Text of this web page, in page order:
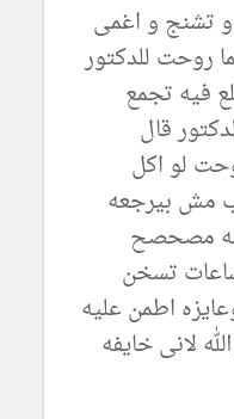
و تشنج و اغمى
روحت للدكتور
فيه تجمع
قال
لو اكل
مش بيرجعه
مصحصح
تسخن
حراره الجسم٣٧. ٥ وعايزه اطمن عليه
لانى خايفه